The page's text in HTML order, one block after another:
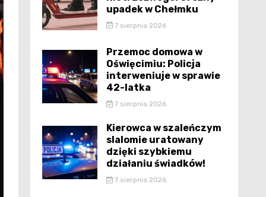
upadek w Chełmku
7 sierpnia 2026
Przemoc domowa w
Oświęcimiu: Policja
interweniuje w sprawie
42-latka
7 sierpnia 2026
Kierowca w szaleńczym
slalomie uratowany
dzięki szybkiemu
działaniu świadków!
7 sierpnia 2026